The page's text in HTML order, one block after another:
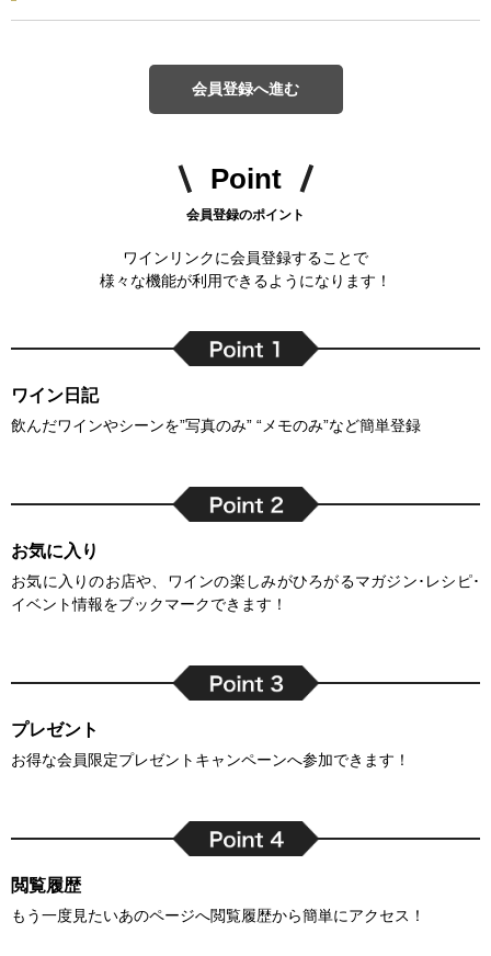
会員登録へ進む
Point
会員登録のポイント
ワインリンクに会員登録することで
様々な機能が利用できるようになります！
ワイン日記
飲んだワインやシーンを”写真のみ” “メモのみ”など簡単登録
お気に入り
お気に入りのお店や、ワインの楽しみがひろがるマガジン･レシピ･
イベント情報をブックマークできます！
プレゼント
お得な会員限定プレゼントキャンペーンへ参加できます！
閲覧履歴
もう一度見たいあのページへ閲覧履歴から簡単にアクセス！